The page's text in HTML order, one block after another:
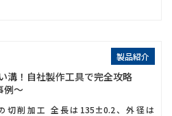
製品紹介
溝！自社製作工具で完全攻略
例～
切削加工 全長は135±0.2、外径は